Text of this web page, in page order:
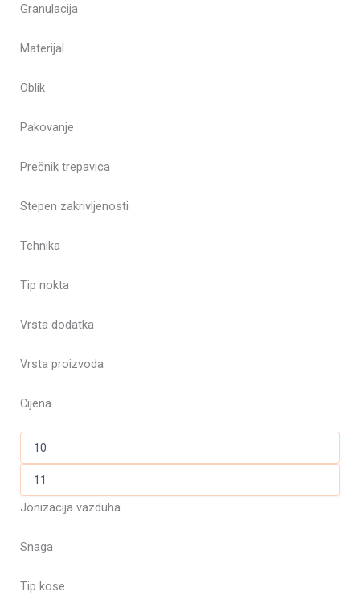
Granulacija
Materijal
Oblik
Pakovanje
Prečnik trepavica
Stepen zakrivljenosti
Tehnika
Tip nokta
Vrsta dodatka
Vrsta proizvoda
Cijena
Jonizacija vazduha
Snaga
Tip kose